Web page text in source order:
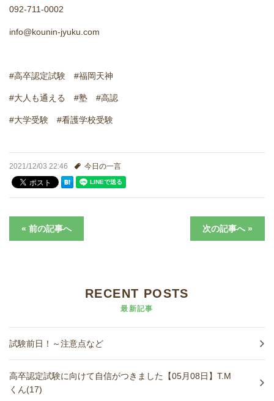
092-711-0002
info@kounin-jyuku.com
#高卒認定試験 #福岡天神
#大人も通える #塾 #高認
#大学受験 #看護学校受験
2021/12/03 22:46 今日の一言
« 前の記事へ 次の記事へ »
RECENT POSTS
最新記事
試験前日！～注意点など
高卒認定試験に向けて自信がつきました【05月08日】T.M
くん(17)